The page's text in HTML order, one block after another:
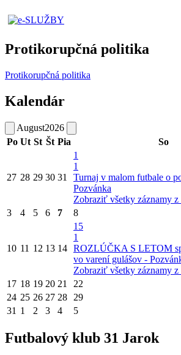
Protikorupčná politika
Protikorupčná politika
Kalendár
August2026
Po Ut St Št Pia So
27 28 29 30 31
1
1
Turnaj v malom futbale o
Pozvánka
Zobraziť všetky záznamy z
3 4 5 6 7 8
10 11 12 13 14
15
1
ROZLÚČKA S LETOM
vo varení gulášov -
Zobraziť všetky záznamy z
17 18 19 20 21 22
24 25 26 27 28 29
31 1 2 3 4 5
Futbalový klub 31 Jarok